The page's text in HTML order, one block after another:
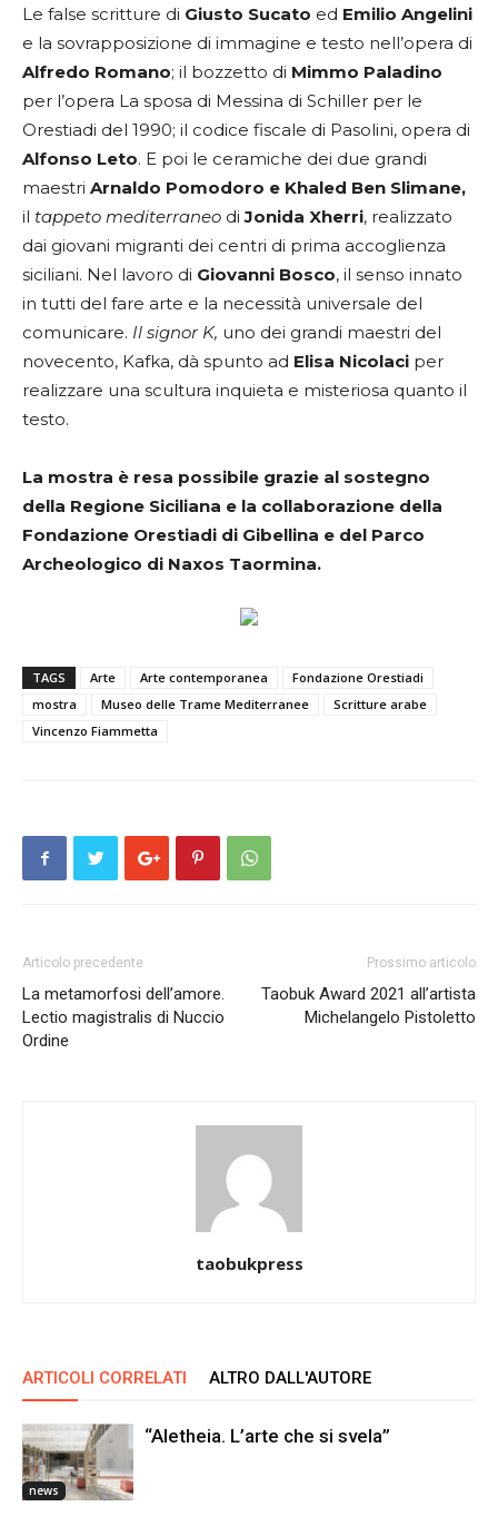
Le false scritture di Giusto Sucato ed Emilio Angelini
e la sovrapposizione di immagine e testo nell’opera di
Alfredo Romano; il bozzetto di Mimmo Paladino
per l’opera La sposa di Messina di Schiller per le
Orestiadi del 1990; il codice fiscale di Pasolini, opera di
Alfonso Leto. E poi le ceramiche dei due grandi
maestri Arnaldo Pomodoro e Khaled Ben Slimane,
il tappeto mediterraneo diJonida Xherri, realizzato
dai giovani migranti dei centri di prima accoglienza
siciliani. Nel lavoro di Giovanni Bosco, il senso innato
in tutti del fare arte e la necessità universale del
comunicare. Il signor K, uno dei grandi maestri del
novecento, Kafka, dà spunto ad Elisa Nicolaci per
realizzare una scultura inquieta e misteriosa quanto il
testo.
La mostra è resa possibile grazie al sostegno
della Regione Siciliana e la collaborazione della
Fondazione Orestiadi di Gibellina e del Parco
Archeologico di Naxos Taormina.
TAGS Arte Arte contemporanea
Fondazione Orestiadi
mostra
Museo delle Trame Mediterranee
Scritture arabe
Vincenzo Fiammetta
Articolo precedente
La metamorfosi dell’amore.
Lectio magistralis di Nuccio
Ordine
Prossimo articolo
Taobuk Award 2021 all’artista
Michelangelo Pistoletto
taobukpress
ARTICOLI CORRELATI ALTRO DALL'AUTORE
news
“Aletheia. L’arte che si svela”